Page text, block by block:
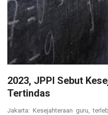
2023, JPPI Sebut
Tertindas
Jakarta: Kesejahteraan guru,